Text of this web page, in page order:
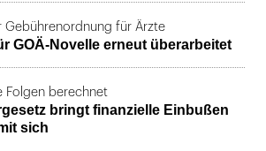
Gebührenordnung für Ärzte
GOÄ-Novelle erneut überarbeitet
Folgen berechnet
bringt finanzielle Einbußen
sich